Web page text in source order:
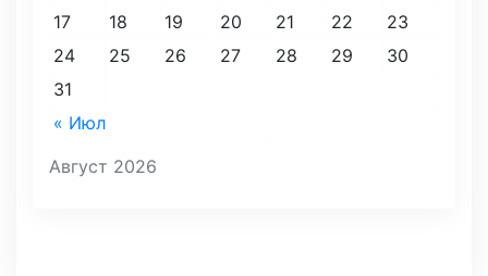
Август 2026
« Июл
17
18 19 20 21 22
23
24
25 26 27 28 29
30
31